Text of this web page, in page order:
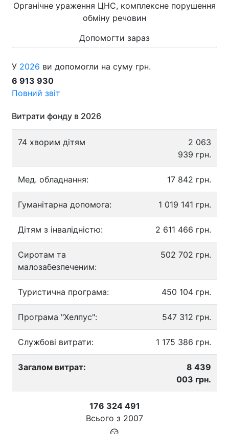
Органічне ураження ЦНС, комплексне порушення
обміну речовин
Допомогти зараз
У 2026 ви допомогли на суму грн.
6 913 930
Повний звіт
Витрати фонду в 2026
74 хворим дітям
2 063
939 грн.
Мед. обладнання: 17 842 грн.
Гуманітарна допомога: 1 019 141 грн.
Дітям з інвалідністю: 2 611 466 грн.
Сиротам та
малозабезпеченим:
502 702 грн.
Туристична програма: 450 104 грн.
Програма "Хелпус": 547 312 грн.
Службові витрати: 1 175 386 грн.
Загалом витрат:
8 439
003 грн.
176 324 491
Всього з 2007